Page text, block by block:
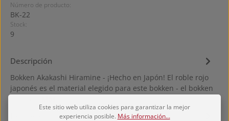
Número de producto:
BK-22
Stock:
9
Descripción
Bokken Akakashi Hiramine - ¡Hecho en Japón! El roble rojo
japonés es el material elegido para este bokken - el bokken
Este sitio web utiliza cookies para garantizar la mejor
experiencia posible. Más información...